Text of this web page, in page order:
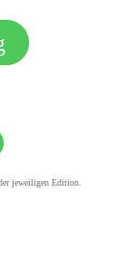
jeweiligen Edition.